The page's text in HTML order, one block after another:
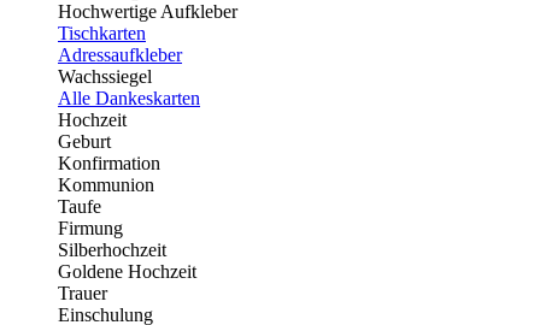
Hochwertige Aufkleber
Tischkarten
Adressaufkleber
Wachssiegel
Alle Dankeskarten
Hochzeit
Geburt
Konfirmation
Kommunion
Taufe
Firmung
Silberhochzeit
Goldene Hochzeit
Trauer
Einschulung